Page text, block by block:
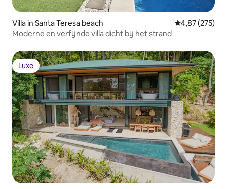
Villa in Santa Teresa beach Gemiddelde
4,87 (275)
Moderne en verfijnde villa dicht bij het strand
Luxe
Luxe